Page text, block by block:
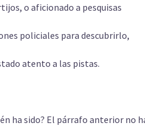
o aficionado a pesquisas
policiales para descubrirlo,
atento a las pistas.
ha sido? El párrafo anterior no